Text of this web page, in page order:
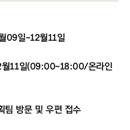
09일~12월11일
11일(09:00~18:00/온라인
팀 방문 및 우편 접수